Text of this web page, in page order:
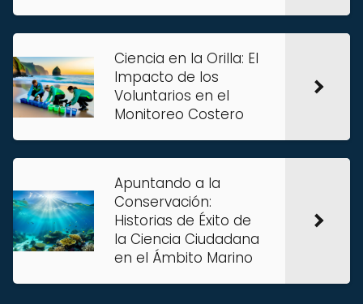
Ciencia en la Orilla: El
Impacto de los
Voluntarios en el
Monitoreo Costero
Apuntando a la
Conservación:
Historias de Éxito de
la Ciencia Ciudadana
en el Ámbito Marino